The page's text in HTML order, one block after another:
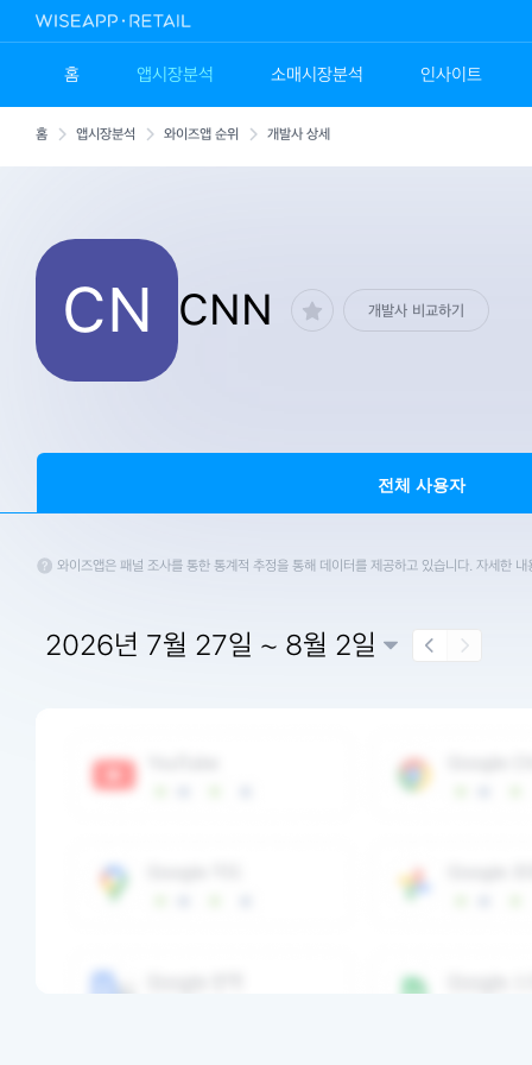
홈 앱시장분석 소매시장분석 인사이트
홈 앱시장분석 와이즈앱 순위 개발사 상세
CN CNN 개발사 비교하기
전체 사용자
와이즈앱은 패널 조사를 통한 통계적 추정을 통해 데이터를 제공하고 있습니다. 자세한
2026년 7월 27일 ~ 8월 2일